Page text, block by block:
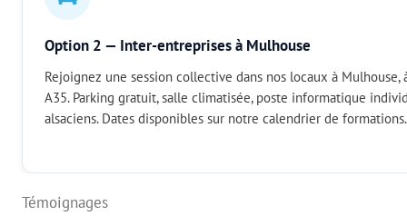
Option 2 — Inter-entreprises à Mulhouse
Rejoignez une session collective dans nos locaux à Mulhouse,
A35. Parking gratuit, salle climatisée, poste informatique
alsaciens. Dates disponibles sur notre calendrier de formations.
Témoignages